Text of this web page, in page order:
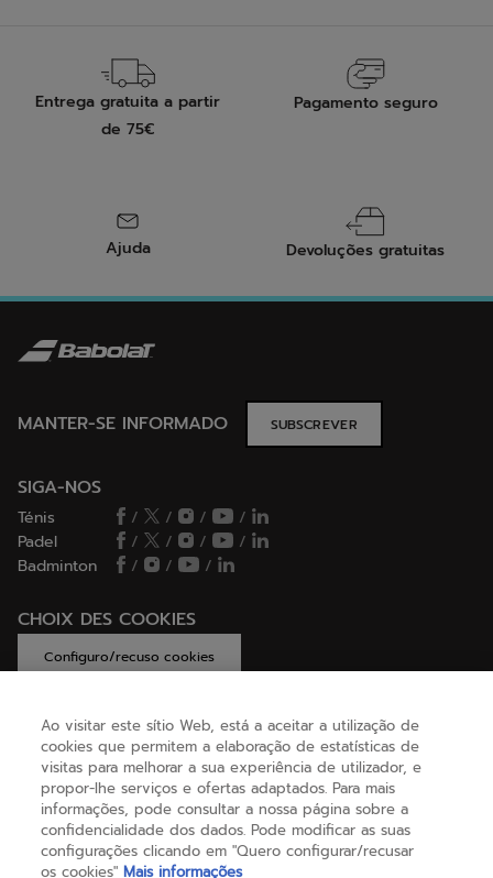
Entrega gratuita a partir
de 75€
Pagamento seguro
Ajuda Devoluções gratuitas
MANTER-SE INFORMADO SUBSCREVER
SIGA-NOS
Ténis / / /
/
Padel
/ / /
/
Badminton
/ / /
CHOIX DES COOKIES
Configuro/recuso cookies
AJUDA
SOBRE NÓS
Ao visitar este sítio Web, está a aceitar a utilização de
cookies que permitem a elaboração de estatísticas de
visitas para melhorar a sua experiência de utilizador, e
propor-lhe serviços e ofertas adaptados. Para mais
informações, pode consultar a nossa página sobre a
confidencialidade dos dados. Pode modificar as suas
configurações clicando em "Quero configurar/recusar
os cookies" Mais informações